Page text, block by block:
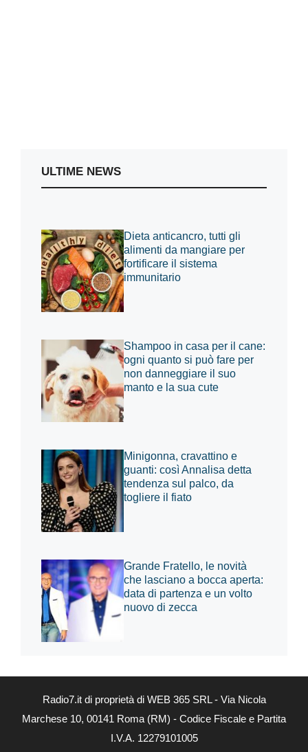
ULTIME NEWS
Dieta anticancro, tutti gli
alimenti da mangiare per
fortificare il sistema
immunitario
Shampoo in casa per il cane:
ogni quanto si può fare per
non danneggiare il suo
manto e la sua cute
Minigonna, cravattino e
guanti: così Annalisa detta
tendenza sul palco, da
togliere il fiato
Grande Fratello, le novità
che lasciano a bocca aperta:
data di partenza e un volto
nuovo di zecca
Radio7.it di proprietà di WEB 365 SRL - Via Nicola
Marchese 10, 00141 Roma (RM) - Codice Fiscale e Partita
I.V.A. 12279101005